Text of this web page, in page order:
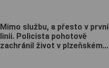
Mimo službu, a přesto v první
linii. Policista pohotově
zachránil život v plzeňském